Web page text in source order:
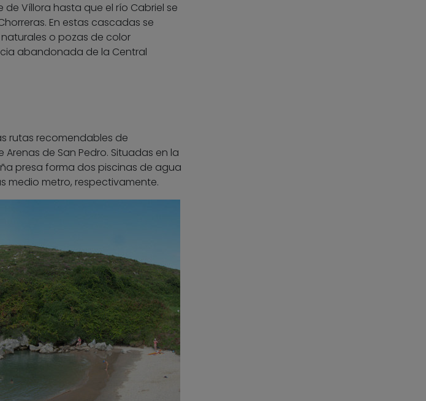
Víllora hasta que el río Cabriel se
En estas cascadas se
o pozas de color
abandonada de la Central
rutas recomendables de
de San Pedro. Situadas en la
presa forma dos piscinas de agua
medio metro, respectivamente.